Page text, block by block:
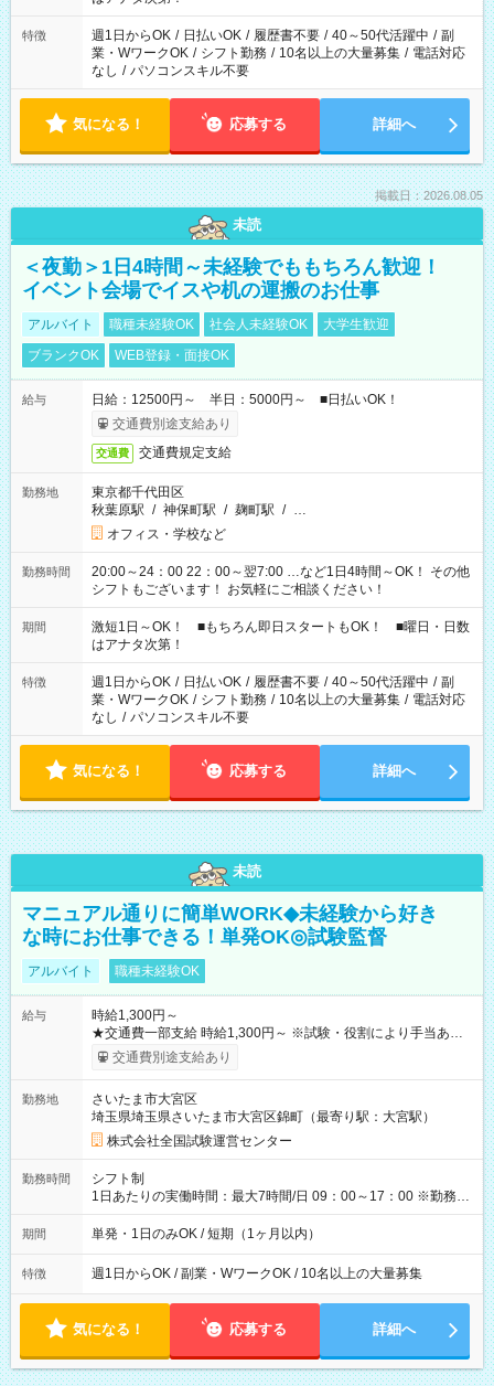
特徴 週1日からOK / 日払いOK / 履歴書不要 / 40～50代活躍中 / 副
業・WワークOK / シフト勤務 / 10名以上の大量募集 / 電話対応
なし / パソコンスキル不要
気になる！ 応募する 詳細へ
掲載日：2026.08.05
未読
＜夜勤＞1日4時間～未経験でももちろん歓迎！
イベント会場でイスや机の運搬のお仕事
アルバイト 職種未経験OK 社会人未経験OK
大学生歓迎
ブランクOK
WEB登録・面接OK
給与
日給：12500円～ 半日：5000円～ ■日払いOK！
交通費別途支給あり
交通費 交通費規定支給
勤務地
東京都千代田区
秋葉原駅 / 神保町駅 / 麹町駅 / …
オフィス・学校など
勤務時間
20:00～24：00 22：00～翌7:00 …など1日4時間～OK！ その他
シフトもございます！ お気軽にご相談ください！
期間
激短1日～OK！ ■もちろん即日スタートもOK！ ■曜日・日数
はアナタ次第！
特徴 週1日からOK / 日払いOK / 履歴書不要 / 40～50代活躍中 / 副
業・WワークOK / シフト勤務 / 10名以上の大量募集 / 電話対応
なし / パソコンスキル不要
気になる！ 応募する 詳細へ
未読
マニュアル通りに簡単WORK◆未経験から好き
な時にお仕事できる！単発OK◎試験監督
アルバイト 職種未経験OK
給与
時給1,300円～
★交通費一部支給 時給1,300円～ ※試験・役割により手当あり
※勤務回数により昇給あり 【即給（前払い）オプションあ
り！】 希望される場合、勤務から1週間ほどで給与の一部を受け
例】 ・河合塾模擬試験 8:30～17:30（休憩1時間） 時給1,300円
×8時間＝日収10,400円＋交通費 ※当日の役割により時給＋100
円の場合あり ・国家試験 7:00～13:30（休憩なし） 時給1,300
円（役割手当＋100円）×6時間＝日収8,400円＋交通費 【試用期
間】試用期間なし
交通費別途支給あり
勤務地
さいたま市大宮区
埼玉県埼玉県さいたま市大宮区錦町（最寄り駅：大宮駅）
株式会社全国試験運営センター
勤務時間
シフト制
1日あたりの実働時間：最大7時間/日 09：00～17：00 ※勤務時
間は 試験により異なります。
期間 単発・1日のみOK / 短期（1ヶ月以内）
特徴 週1日からOK / 副業・WワークOK / 10名以上の大量募集
気になる！ 応募する 詳細へ